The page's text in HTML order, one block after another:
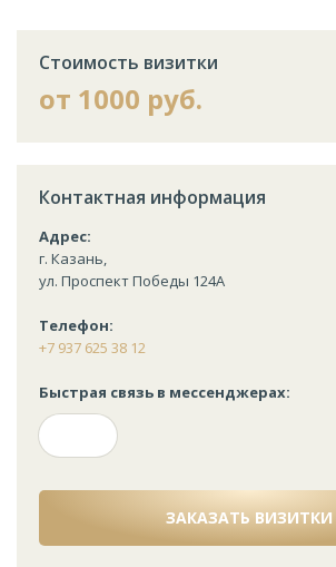
Стоимость визитки
от 1000 руб.
Контактная информация
Адрес:
г. Казань,
ул. Проспект Победы 124А
Телефон:
+7 937 625 38 12
Быстрая связь в мессенджерах:
ЗАКАЗАТЬ ВИЗИТКИ